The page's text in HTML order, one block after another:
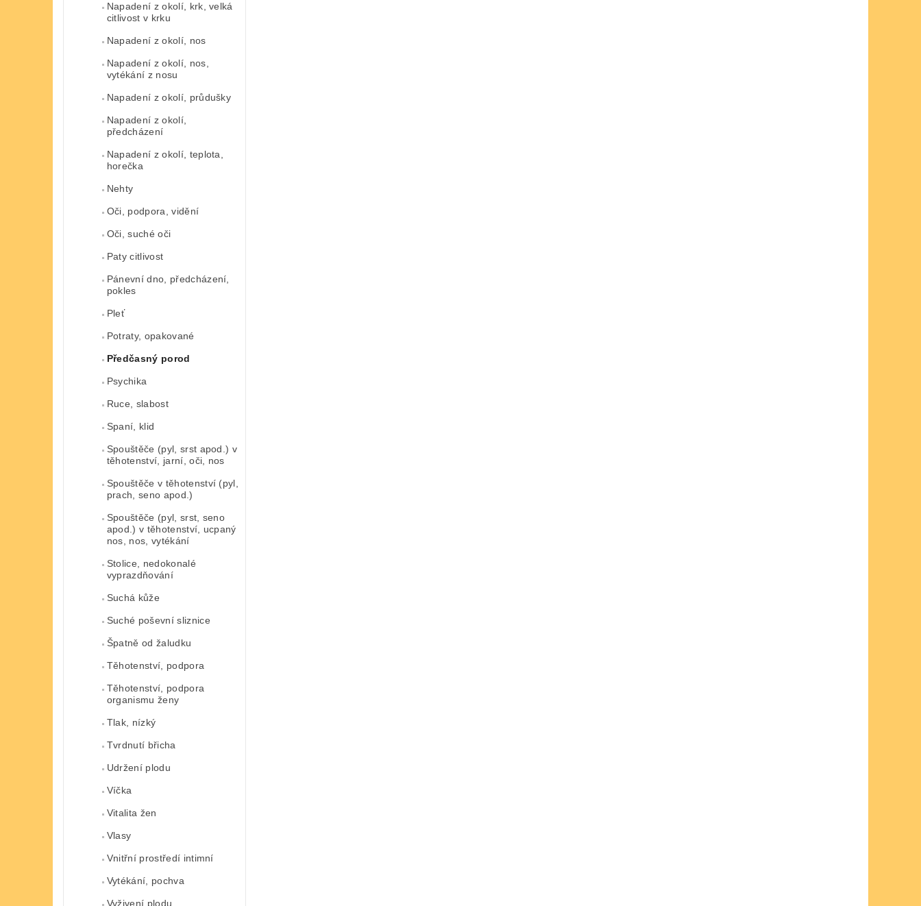
Napadení z okolí, krk, velká
citlivost v krku
Napadení z okolí, nos
Napadení z okolí, nos,
vytékání z nosu
Napadení z okolí, průdušky
Napadení z okolí,
předcházení
Napadení z okolí, teplota,
horečka
Nehty
Oči, podpora, vidění
Oči, suché oči
Paty citlivost
Pánevní dno, předcházení,
pokles
Pleť
Potraty, opakované
Předčasný porod
Psychika
Ruce, slabost
Spaní, klid
Spouštěče (pyl, srst apod.) v
těhotenství, jarní, oči, nos
Spouštěče v těhotenství (pyl,
prach, seno apod.)
Spouštěče (pyl, srst, seno
apod.) v těhotenství, ucpaný
nos, nos, vytékání
Stolice, nedokonalé
vyprazdňování
Suchá kůže
Suché poševní sliznice
Špatně od žaludku
Těhotenství, podpora
Těhotenství, podpora
organismu ženy
Tlak, nízký
Tvrdnutí břicha
Udržení plodu
Víčka
Vitalita žen
Vlasy
Vnitřní prostředí intimní
Vytékání, pochva
Vyživení plodu